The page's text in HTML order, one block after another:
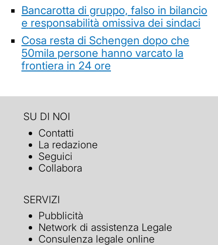
Bancarotta di gruppo, falso in bilancio
e responsabilità omissiva dei sindaci
Cosa resta di Schengen dopo che
50mila persone hanno varcato la
frontiera in 24 ore
SU DI NOI
Contatti
La redazione
Seguici
Collabora
SERVIZI
Pubblicità
Network di assistenza Legale
Consulenza legale online